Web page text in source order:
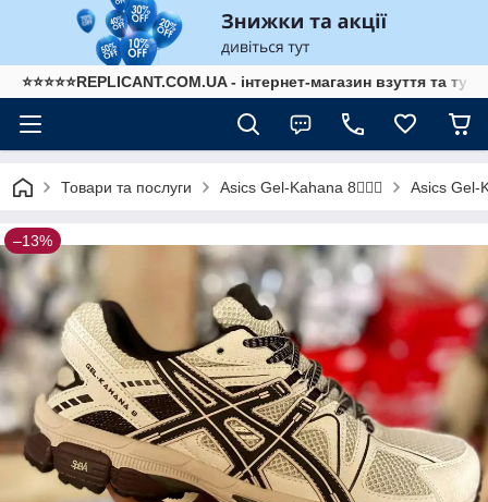
⭐⭐⭐⭐⭐REPLICANT.COM.UA - інтернет-магазин взуття та
Товари та послуги Asics Gel-Kahana 8🏃🏼‍♂️ Asics Gel-
–13%